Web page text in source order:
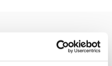
onze nieuwsbrief
aanbiedingen en